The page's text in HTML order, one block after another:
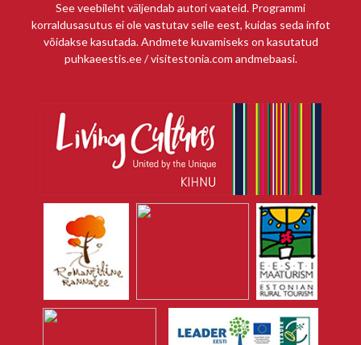
See veebileht väljendab autori vaateid. Programmi
korraldusasutus ei ole vastutav selle eest, kuidas seda infot
võidakse kasutada. Andmete kuvamiseks on kasutatud
puhkaeestis.ee / visitestonia.com andmebaasi.